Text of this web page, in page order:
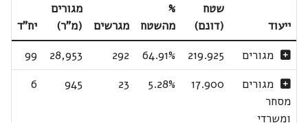
ייעוד
שטח
(דונם)
%
מהשטח
מגרשים
מגורים
(מ"ר)
יח"ד
מגורים
219.925
64.91%
292
28,953
99
מגורים
מסחר
ומשרדי
17.900
5.28%
23
945
6